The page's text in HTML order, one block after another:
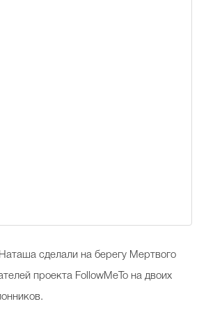
сделали на берегу Мертвого
проекта FollowMeTo на двоих